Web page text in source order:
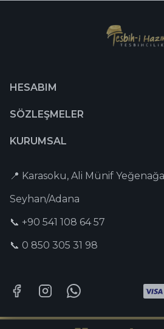
HESABIM
SÖZLEŞMELER
KURUMSAL
📍 Karasoku, Ali Münif
Seyhan/Adana
📞 +90 541 108 64 57
📞 0 850 305 31 98